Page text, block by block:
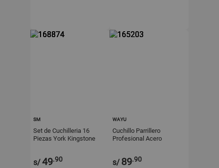
SM
Set de Cuchilleria 16
Piezas York Kingstone
s/49.90
WAYU
Cuchillo Parrillero
Profesional Acero
s/ 89.90